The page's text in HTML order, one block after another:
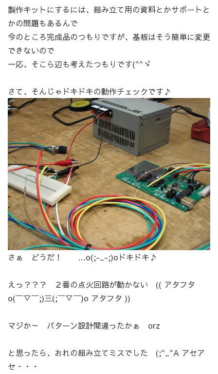
製作キットにするには、組み立て用の資料とかサポートと
かの問題もあるんで
今のところ完成品のつもりですが、基板はそう簡単に変更
できないので
一応、そこら辺も考えたつもりです(^^ゞ
さて、そんじゃドキドキの動作チェックです♪
さぁ どうだ！ …o(;-_-;)oドキドキ♪
えっ？？？ ２番の点火回路が動かない (( アタフタ
o(￣▽￣;)三(;￣▽￣)o アタフタ ))
マジか～ パターン設計間違ったかぁ orz
と思ったら、おれの組み立てミスでした (;^_^A アセア
セ・・・